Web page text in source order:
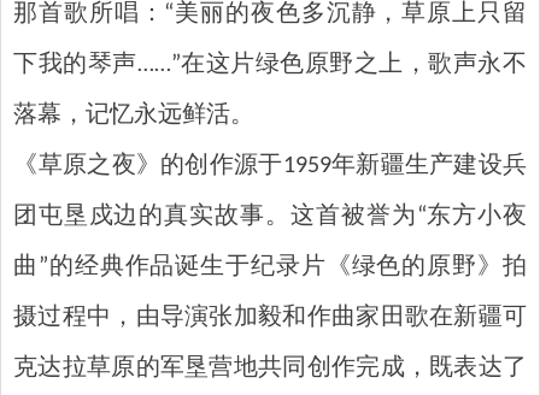
那首歌所唱：“美丽的夜色多沉静，草原上只留
下我的琴声……”在这片绿色原野之上，歌声永不
落幕，记忆永远鲜活。
‌《草原之夜》的创作源于1959年新疆生产建设兵
团屯垦戍边的真实故事。‌这首被誉为“东方小夜
曲”的经典作品诞生于纪录片《绿色的原野》拍
摄过程中，由导演张加毅和作曲家田歌在新疆可
克达拉草原的军垦营地共同创作完成，既表达了